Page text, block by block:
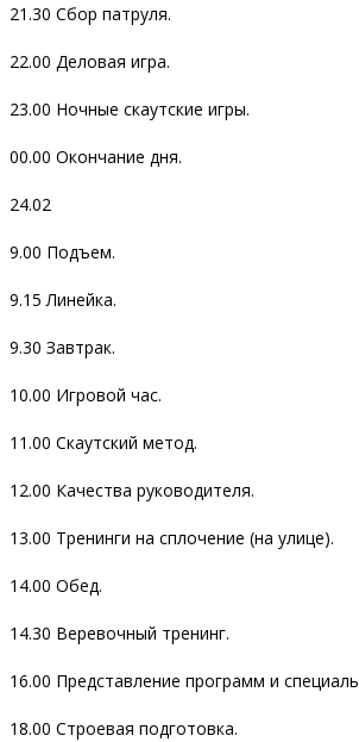
21.30 Сбор патруля.
22.00 Деловая игра.
23.00 Ночные скаутские игры.
00.00 Окончание дня.
24.02
9.00 Подъем.
9.15 Линейка.
9.30 Завтрак.
10.00 Игровой час.
11.00 Скаутский метод.
12.00 Качества руководителя.
13.00 Тренинги на сплочение (на улице).
14.00 Обед.
14.30 Веревочный тренинг.
16.00 Представление программ и
18.00 Строевая подготовка.